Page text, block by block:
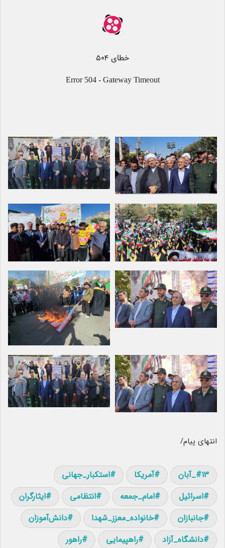
انتهای پیام/
۱۳_آبان آمریکا
استکبار_جهانی
اسرائیل
امام_جمعه انتظامی
ایثارگران
جانبازان
خانواده_معزز_شهدا
دانش‌آموزان
دانشگاه_آزاد
راهپیمایی
راهور